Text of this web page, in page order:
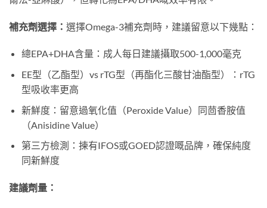
補充劑選擇： 選擇Omega-3補充劑時，建議留意以下幾點：
總EPA+DHA含量：成人每日建議攝取500-1,000毫克
EE型（乙酯型）vs rTG型（再酯化三酸甘油酯型）：rTG
型吸收率更高
新鮮度：留意過氧化值（Peroxide Value）同茴香胺值
（Anisidine Value）
第三方檢測：揀有IFOS或GOED認證嘅品牌，確保純度
同新鮮度
建議劑量：